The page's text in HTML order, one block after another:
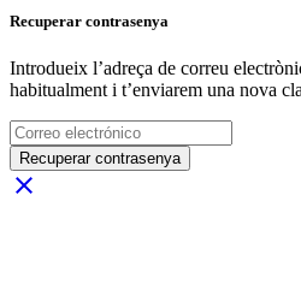
Recuperar contrasenya
Introdueix l’adreça de correu
habitualment i t’enviarem una nova
Recuperar contrasenya
close